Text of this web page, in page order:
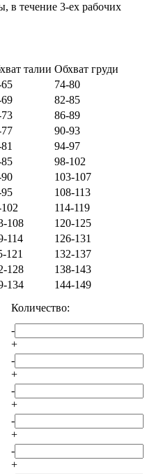
в течение 3-ех рабочих
талии Обхват груди
74-80
82-85
86-89
90-93
94-97
98-102
103-107
108-113
114-119
108
120-125
114
126-131
121
132-137
128
138-143
134
144-149
Количество:
-
+
-
+
-
+
-
+
-
+